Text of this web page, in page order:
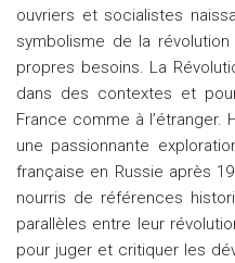
ouvriers et socialistes
symbolisme de la
propres besoins. La
dans des contextes et
France comme à
une passionnante
française en Russie après
nourris de références
parallèles entre leur
pour juger et critiquer les